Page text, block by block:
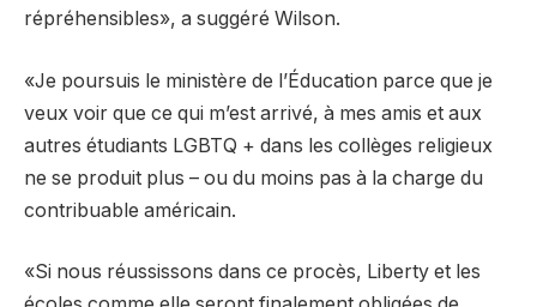
répréhensibles», a suggéré Wilson.
«Je poursuis le ministère de l’Éducation parce que je
veux voir que ce qui m’est arrivé, à mes amis et aux
autres étudiants LGBTQ + dans les collèges religieux
ne se produit plus – ou du moins pas à la charge du
contribuable américain.
«Si nous réussissons dans ce procès, Liberty et les